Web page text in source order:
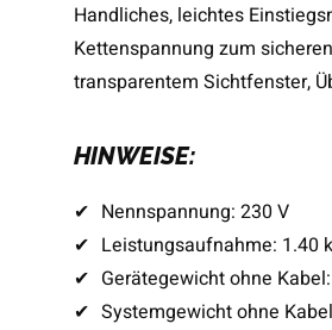
Handliches, leichtes
Kettenspannung zum
transparentem Sichtfenster,
HINWEISE:
✔ Nennspannung: 230 V
✔ Leistungsaufnahme: 1.40
✔ Gerätegewicht ohne
✔ Systemgewicht ohne